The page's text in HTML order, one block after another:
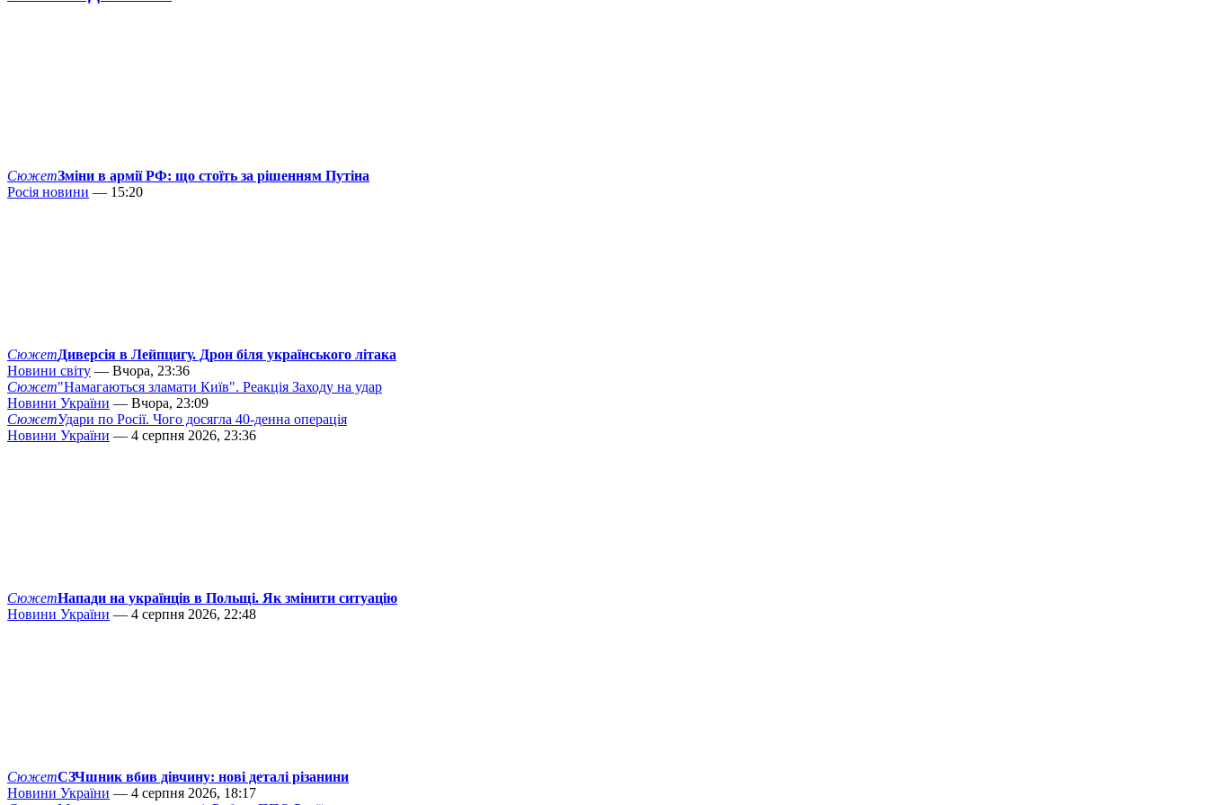
СюжетЗміни в армії РФ: що стоїть за рішенням Путіна
Росія новини — 15:20
СюжетДиверсія в Лейпцигу. Дрон біля українського літака
Новини світу — Вчора, 23:36
Сюжет"Намагаються зламати Київ". Реакція Заходу на удар
Новини України — Вчора, 23:09
СюжетУдари по Росії. Чого досягла 40-денна операція
Новини України — 4 серпня 2026, 23:36
СюжетНапади на українців в Польщі. Як змінити ситуацію
Новини України — 4 серпня 2026, 22:48
СюжетСЗЧшник вбив дівчину: нові деталі різанини
Новини України — 4 серпня 2026, 18:17